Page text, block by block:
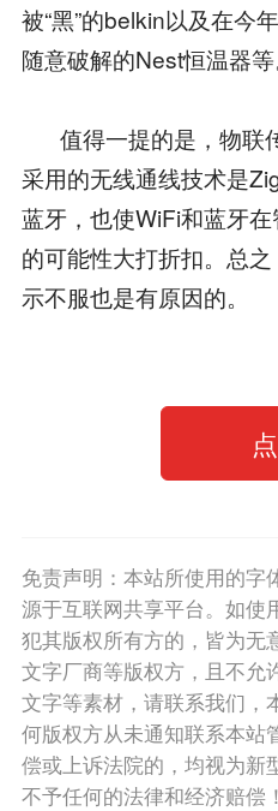
被“黑”的belkin以及在今
随意破解的Nest恒温器等
值得一提的是，物联
采用的无线通线技术是
蓝牙，也使WiFi和蓝牙
的可能性大打折扣。总
示不服也是有原因的。
免责声明：本站所使用的字
源于互联网共享平台。如使
犯其版权所有方的，皆为无
文字厂商等版权方，且不允
文字等素材，请联系我们，
何版权方从未通知联系本站
偿或上诉法院的，均视为新
不予任何的法律和经济赔偿